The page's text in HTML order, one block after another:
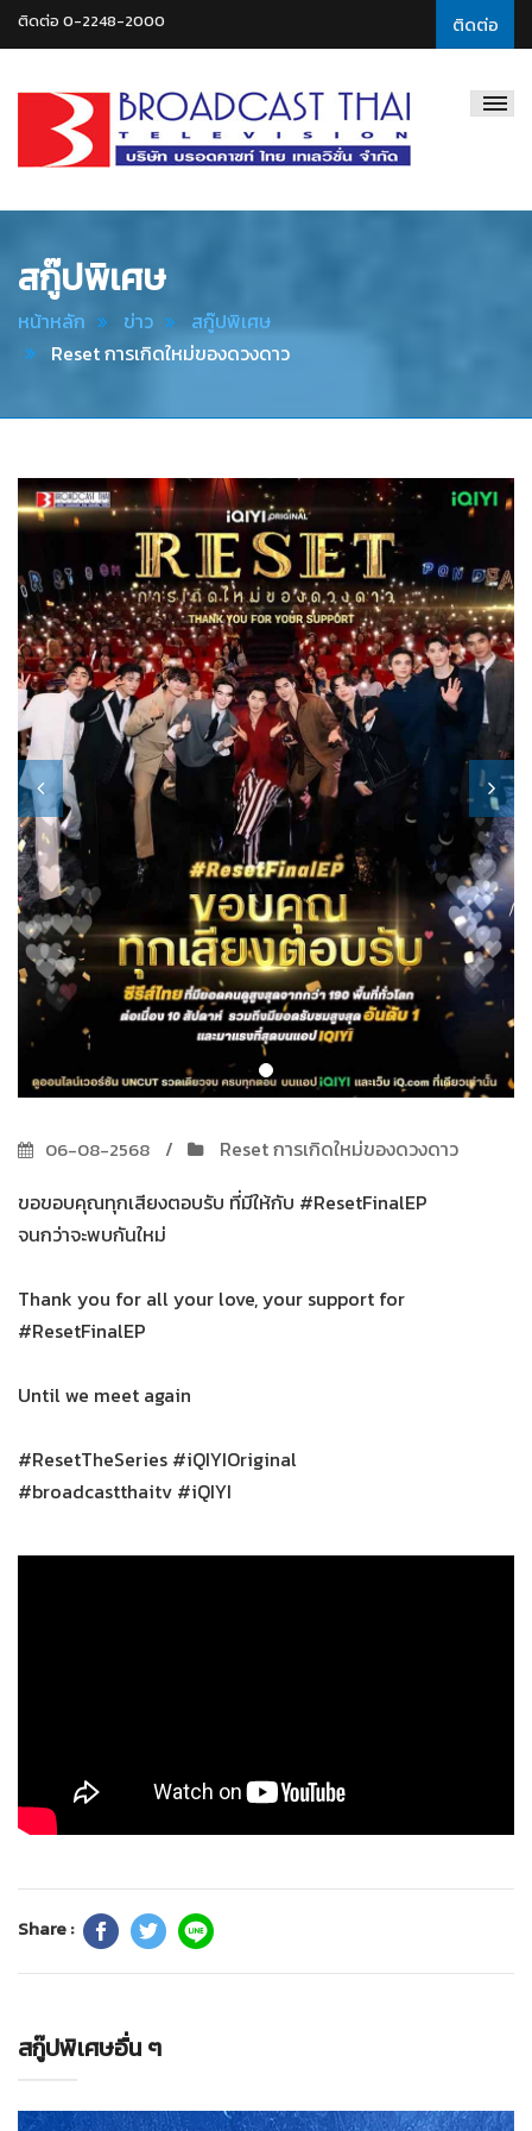
ติดต่อ
ติดต่อ 0-2248-2000
Thai
สกู๊ปพิเศษ
หน้าหลัก ข่าว
สกู๊ปพิเศษ
Reset การเกิดใหม่ของดวงดาว
06-08-2568
Reset การเกิดใหม่ของดวงดาว
ขอขอบคุณทุกเสียงตอบรับ ที่มีให้กับ #ResetFinalEP
จนกว่าจะพบกันใหม่
Thank you for all your love, your support for
#ResetFinalEP
Until we meet again
#ResetTheSeries #iQIYIOriginal
#broadcastthaitv #iQIYI
Share :
สกู๊ปพิเศษอื่น ๆ